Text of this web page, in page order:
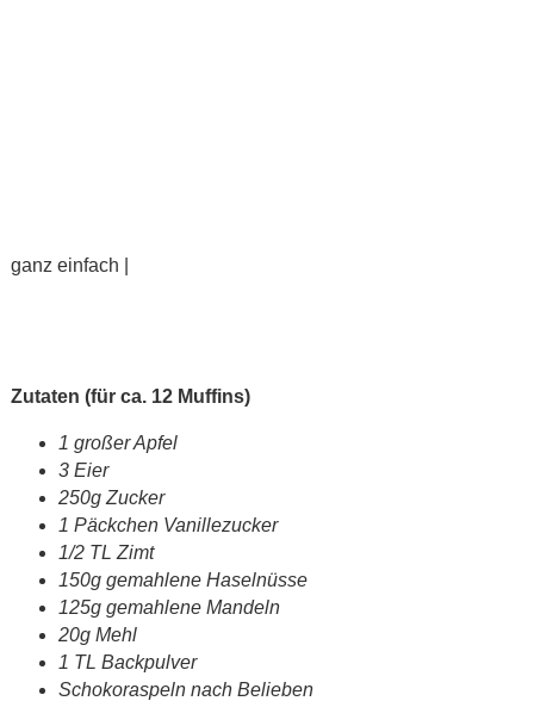
ganz einfach |
Zutaten (für ca. 12 Muffins)
1 großer Apfel
3 Eier
250g Zucker
1 Päckchen Vanillezucker
1/2 TL Zimt
150g gemahlene Haselnüsse
125g gemahlene Mandeln
20g Mehl
1 TL Backpulver
Schokoraspeln nach Belieben